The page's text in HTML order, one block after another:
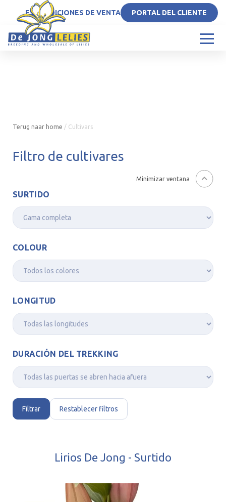
ESCONDICIONES DE VENTA PORTAL DEL CLIENTE
Terug naar home / Cultivars
Filtro de cultivares
Minimizar ventana
SURTIDO
COLOUR
LONGITUD
DURACIÓN DEL TREKKING
Filtrar Restablecer filtros
Lirios De Jong - Surtido